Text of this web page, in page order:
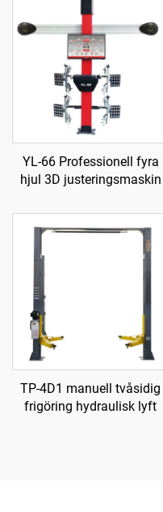
YL-66 Professionell fyra
hjul 3D justeringsmaskin
TP-4D1 manuell tvåsidig
frigöring hydraulisk lyft